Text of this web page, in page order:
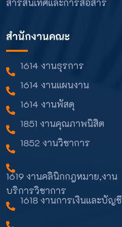
สารสนเทศและการสื่อสาร
สำนักงานคณะ
1614 งานธุรการ
1614 งานแผนงาน
1614 งานพัสดุ
1851 งานคุณภาพนิสิต
1852 งานวิชาการ
1619 งานคลินิกกฎหมาย,งาน
บริการวิชาการ
1618 งานการเงินและบัญชี